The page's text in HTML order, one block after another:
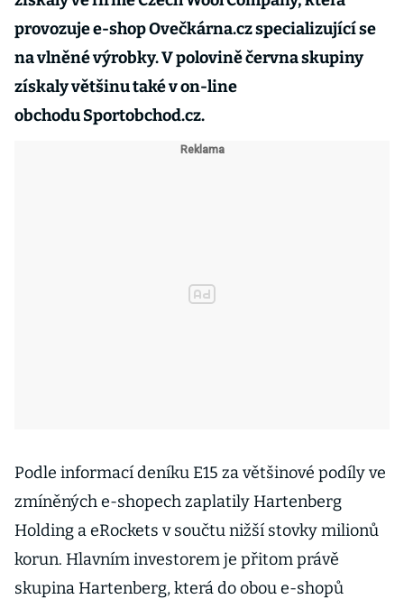
provozuje e-shop Ovečkárna.cz specializující se
na vlněné výrobky. V polovině června skupiny
získaly většinu také v on-line
obchodu Sportobchod.cz.
Podle informací deníku E15 za většinové podíly ve
zmíněných e-shopech zaplatily Hartenberg
Holding a eRockets v součtu nižší stovky milionů
korun. Hlavním investorem je přitom právě
skupina Hartenberg, která do obou e-shopů